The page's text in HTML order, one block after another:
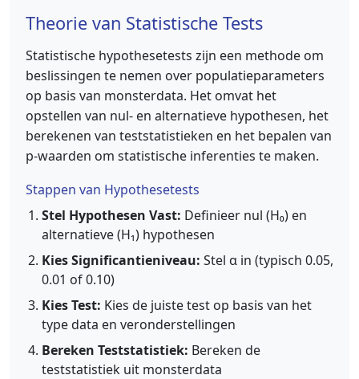
Theorie van Statistische Tests
Statistische hypothesetests zijn een methode om
beslissingen te nemen over populatieparameters
op basis van monsterdata. Het omvat het
opstellen van nul- en alternatieve hypothesen, het
berekenen van teststatistieken en het bepalen van
p-waarden om statistische inferenties te maken.
Stappen van Hypothesetests
Stel Hypothesen Vast: Definieer nul (H₀) en
alternatieve (H₁) hypothesen
Kies Significantieniveau: Stel α in (typisch 0.05,
0.01 of 0.10)
Kies Test: Kies de juiste test op basis van het
type data en veronderstellingen
Bereken Teststatistiek: Bereken de
teststatistiek uit monsterdata